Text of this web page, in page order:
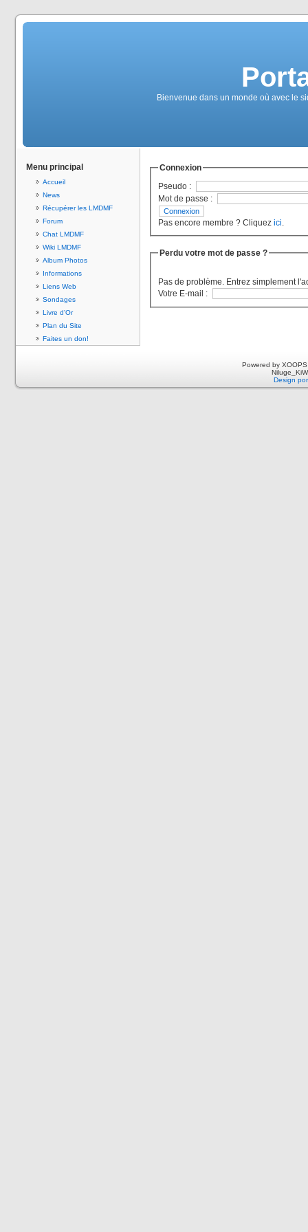
Bienvenue dans un monde où avec le
Menu principal
Accueil
News
Récupérer les LMDMF
Forum
Chat LMDMF
Wiki LMDMF
Album Photos
Informations
Liens Web
Sondages
Livre d'Or
Plan du Site
Faites un don!
Connexion
Pseudo :
Mot de passe :
Pas encore membre ? Cliquez ici.
Perdu votre mot de passe ?
Pas de problème. Entrez simplement
Votre E-mail :
Powered by
Design